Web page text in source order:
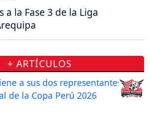
a la Fase 3 de la Liga
+ ARTÍCULOS